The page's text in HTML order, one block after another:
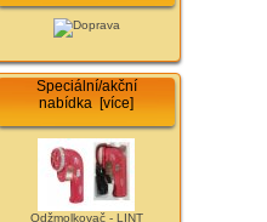
Speciální/akční
nabídka [více]
Odžmolkovač - LINT